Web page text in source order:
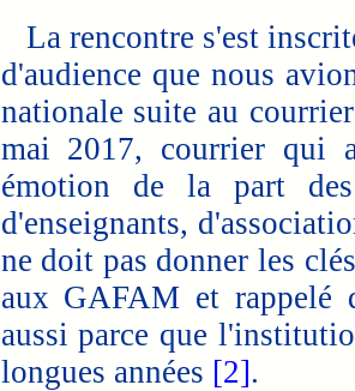
La rencontre s'est
d'audience que nous
nationale suite au
mai 2017, courrier qui
émotion de la part
d'enseignants,
ne doit pas donner les
aux GAFAM et rappelé
aussi parce que
longues années [2].